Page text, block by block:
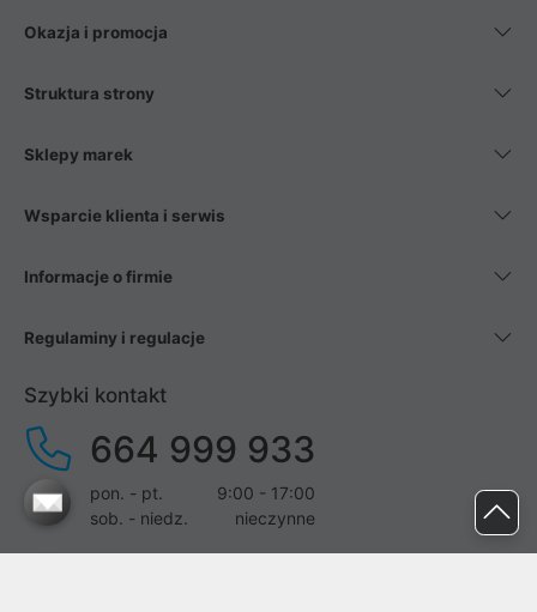
Okazja i promocja
Struktura strony
Sklepy marek
Wsparcie klienta i serwis
Informacje o firmie
Regulaminy i regulacje
Szybki kontakt
664 999 933
pon. - pt.
9:00 - 17:00
sob. - niedz.
nieczynne